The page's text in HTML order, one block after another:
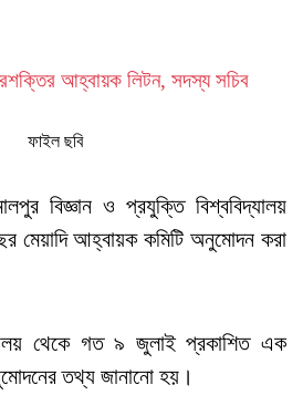
ফাইল ছবি
বিজ্ঞান ও প্রযুক্তি বিশ্ববিদ্যালয়
মেয়াদি আহ্বায়ক কমিটি অনুমোদন করা
থেকে গত ৯ জুলাই প্রকাশিত এক
তথ্য জানানো হয়।